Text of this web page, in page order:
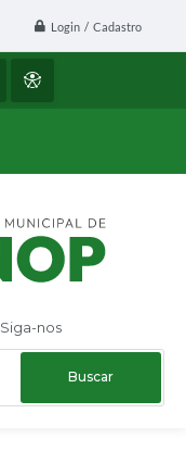
Login / Cadastro
Siga-nos